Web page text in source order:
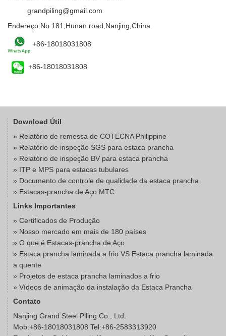
grandpiling@gmail.com
Endereço:No 181,Hunan road,Nanjing,China
+86-18018031808
+86-18018031808
Download Útil
» Relatório de remessa de COTECNA Philippine
» Relatório de inspeção SGS para estaca prancha
» Relatório de inspeção BV para estaca prancha
» ITP e MPS para estacas tubulares
» Documento de controle de qualidade da estaca prancha
» Estacas-prancha de Aço MTC
Links Importantes
» Certificados de Produção
» Nosso mercado em mais de 180 países
» O que é Estacas-prancha de Aço
» Estaca prancha laminada a frio VS Estaca prancha laminada
a quente
» Projetos de estaca prancha laminados a frio
» Vídeos de animação da instalação da Estaca Prancha
Contato
Nanjing Grand Steel Piling Co., Ltd.
Mob:+86-18018031808 Tel:+86-2583313920